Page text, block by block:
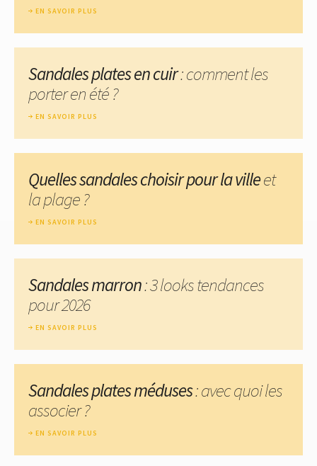
EN SAVOIR PLUS
Sandales plates en cuir: comment les
porter en été ?
EN SAVOIR PLUS
Quelles sandales choisir pour la villeet
la plage ?
EN SAVOIR PLUS
Sandales marron: 3 looks tendances
pour 2026
EN SAVOIR PLUS
Sandales plates méduses: avec quoi les
associer ?
EN SAVOIR PLUS